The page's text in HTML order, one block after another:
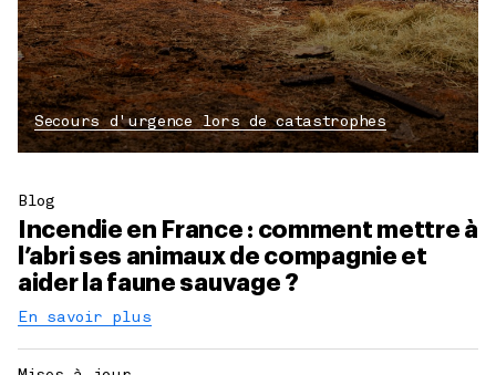
Secours d'urgence lors de catastrophes
Blog
Incendie en France : comment mettre à
l’abri ses animaux de compagnie et
aider la faune sauvage ?
En savoir plus